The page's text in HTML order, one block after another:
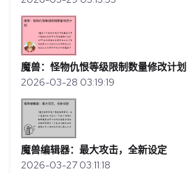
魔兽：怪物仇恨等级限制数量修改计划
2026-03-28 03:19:19
魔兽编辑器：最大攻击，全新设定
2026-03-27 03:11:18